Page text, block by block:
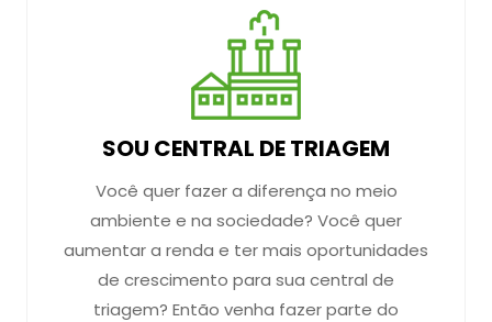
SOU CENTRAL DE TRIAGEM
Você quer fazer a diferença no meio
ambiente e na sociedade? Você quer
aumentar a renda e ter mais oportunidades
de crescimento para sua central de
triagem? Então venha fazer parte do